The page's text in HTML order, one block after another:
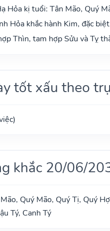
Hỏa kị tuổi: Tân Mão, Quý
Hỏa khắc hành Kim, đặc
Thìn, tam hợp Sửu và Tỵ
tốt xấu theo
khắc 20/06/
Quý Mão, Quý Tị, Quý
Tý, Canh Tý